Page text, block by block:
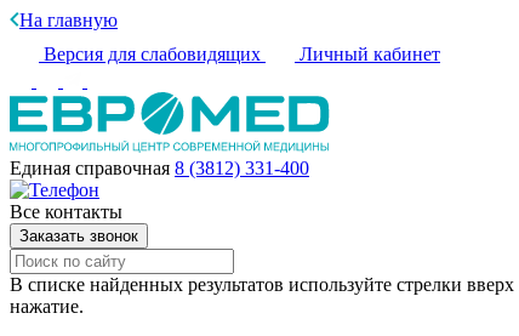
На главную
Версия для слабовидящих
Личный кабинет
Единая справочная 8 (3812) 331-400
Все контакты
Заказать звонок
В списке найденных результатов используйте стрелки
нажатие.